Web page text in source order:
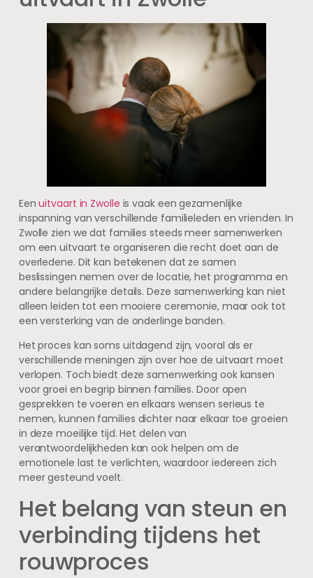
Eenuitvaart in Zwolle is vaak een gezamenlijke
inspanning van verschillende familieleden en vrienden. In
Zwolle zien we dat families steeds meer samenwerken
om een uitvaart te organiseren die recht doet aan de
overledene. Dit kan betekenen dat ze samen
beslissingen nemen over de locatie, het programma en
andere belangrijke details. Deze samenwerking kan niet
alleen leiden tot een mooiere ceremonie, maar ook tot
een versterking van de onderlinge banden.
Het proces kan soms uitdagend zijn, vooral als er
verschillende meningen zijn over hoe de uitvaart moet
verlopen. Toch biedt deze samenwerking ook kansen
voor groei en begrip binnen families. Door open
gesprekken te voeren en elkaars wensen serieus te
nemen, kunnen families dichter naar elkaar toe groeien
in deze moeilijke tijd. Het delen van
verantwoordelijkheden kan ook helpen om de
emotionele last te verlichten, waardoor iedereen zich
meer gesteund voelt.
Het belang van steun en
verbinding tijdens het
rouwproces